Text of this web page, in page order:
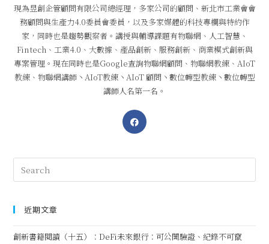
現為昱創企管顧問有限公司總經理，多家公司的顧問、新北市工業會會
務顧問與生產力4.0委員會委員，以及多家媒體的科技專欄與特約作
家，同時也是趨勢觀察者。講授與輔導課題有物聯網、人工智慧、
Fintech、工業4.0、大數據、產品創新、服務創新、商業模式創新與
專案管理。現在同時也是Google查詢物聯網顧問、物聯網教練、AIoT
教練、物聯網講師丶AIoT教練丶AIoT 顧問丶數位轉型教練丶數位轉型
講師人名第一名。
近期文章
創新書籍閱讀（十五）：DeFi未來銀行：可公開驗證、紀錄不可竄